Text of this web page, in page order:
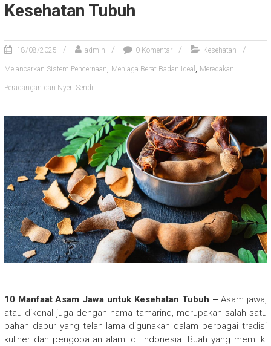
Kesehatan Tubuh
18/08/2025 admin 0 Komentar Kesehatan
Melancarkan Sistem Pencernaan, Menjaga Berat Badan Ideal , Meredakan
Peradangan dan Nyeri Sendi
10 Manfaat Asam Jawa untuk Kesehatan Tubuh –Asam jawa,
atau dikenal juga dengan nama tamarind, merupakan salah satu
bahan dapur yang telah lama digunakan dalam berbagai tradisi
kuliner dan pengobatan alami di Indonesia. Buah yang memiliki